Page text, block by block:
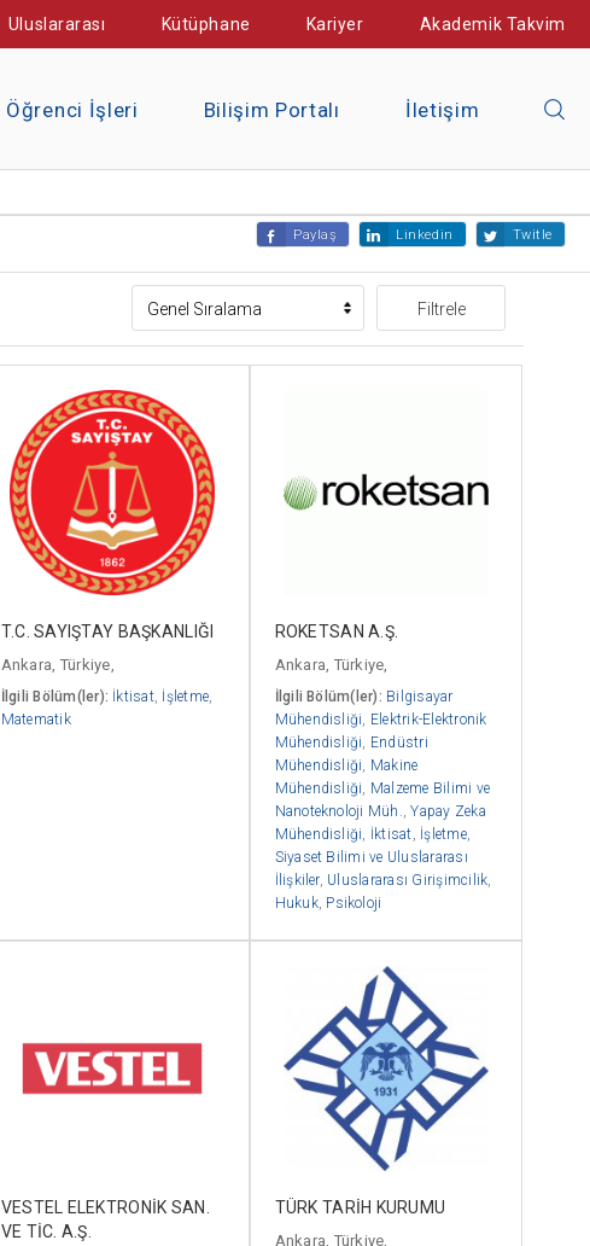
Uluslararası Kütüphane Kariyer Akademik Takvim
Öğrenci İşleri Bilişim Portalı İletişim
Paylaş Linkedin Twitle
Filtrele
T.C. SAYIŞTAY BAŞKANLIĞI
Ankara, Türkiye,
İlgili Bölüm(ler): İktisat, İşletme,
Matematik
ROKETSAN A.Ş.
Ankara, Türkiye,
İlgili Bölüm(ler): Bilgisayar
Mühendisliği, Elektrik-Elektronik
Mühendisliği, Endüstri
Mühendisliği, Makine
Mühendisliği, Malzeme Bilimi ve
Nanoteknoloji Müh.,Yapay Zeka
Mühendisliği, İktisat, İşletme,
Siyaset Bilimi ve Uluslararası
İlişkiler, Uluslararası Girişimcilik,
Hukuk, Psikoloji
VESTEL ELEKTRONİK SAN.
VE TİC. A.Ş.
TÜRK TARİH KURUMU
Ankara, Türkiye,